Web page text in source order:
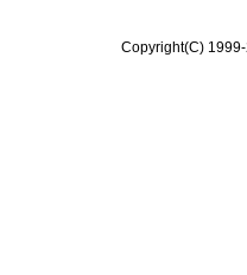
Copyright(C)